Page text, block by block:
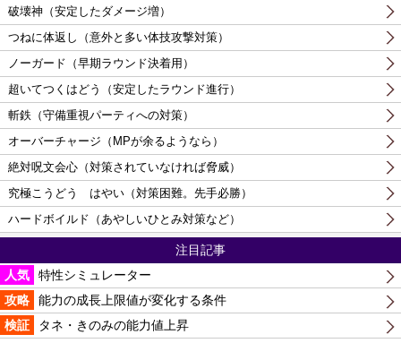
破壊神（安定したダメージ増）
つねに体返し（意外と多い体技攻撃対策）
ノーガード（早期ラウンド決着用）
超いてつくはどう（安定したラウンド進行）
斬鉄（守備重視パーティへの対策）
オーバーチャージ（MPが余るようなら）
絶対呪文会心（対策されていなければ脅威）
究極こうどう はやい（対策困難。先手必勝）
ハードボイルド（あやしいひとみ対策など）
注目記事
人気
特性シミュレーター
攻略
能力の成長上限値が変化する条件
検証
タネ・きのみの能力値上昇